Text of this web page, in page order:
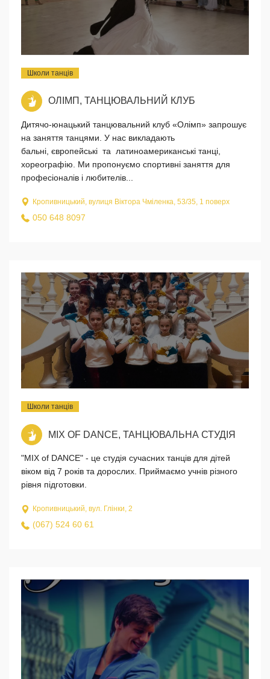
Школи танців
ОЛІМП, ТАНЦЮВАЛЬНИЙ КЛУБ
Дитячо-юнацький танцювальний клуб «Олімп» запрошує
на заняття танцями. У нас викладають
бальні, європейські та латиноамериканські танці,
хореографію. Ми пропонуємо спортивні заняття для
професіоналів і любителів...
Кропивницький, вулиця Віктора Чміленка, 53/35, 1 поверх
050 648 8097
Школи танців
MIX OF DANCE, ТАНЦЮВАЛЬНА СТУДІЯ
"MIX of DANCE" - це студія сучасних танців для дітей
віком від 7 років та дорослих. Приймаємо учнів різного
рівня підготовки.
Кропивницький, вул. Глінки, 2
(067) 524 60 61